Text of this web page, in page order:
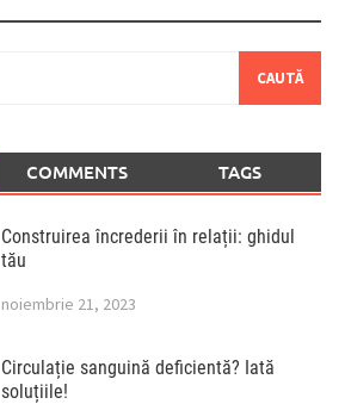
COMMENTS TAGS
Construirea încrederii în relații: ghidul
tău
noiembrie 21, 2023
Circulație sanguină deficientă? Iată
soluțiile!